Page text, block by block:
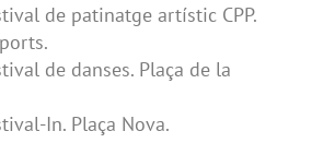
de patinatge artístic CPP.
de danses. Plaça de la
In. Plaça Nova.